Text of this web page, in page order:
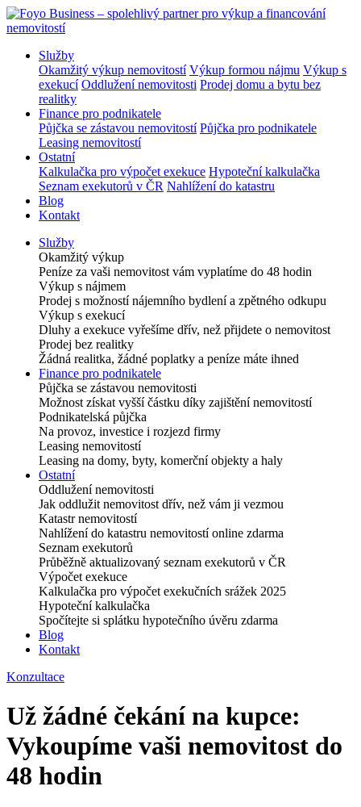
Služby
Okamžitý výkup nemovitostí Výkup formou nájmu Výkup s
exekucí Oddlužení nemovitosti Prodej domu a bytu bez
realitky
Finance pro podnikatele
Půjčka se zástavou nemovitostí Půjčka pro podnikatele
Leasing nemovitostí
Ostatní
Kalkulačka pro výpočet exekuce Hypoteční kalkulačka
Seznam exekutorů v ČR Nahlížení do katastru
Blog
Kontakt
Služby
Okamžitý výkup
Peníze za vaši nemovitost vám vyplatíme do 48 hodin
Výkup s nájmem
Prodej s možností nájemního bydlení a zpětného odkupu
Výkup s exekucí
Dluhy a exekuce vyřešíme dřív, než přijdete o nemovitost
Prodej bez realitky
Žádná realitka, žádné poplatky a peníze máte ihned
Finance pro podnikatele
Půjčka se zástavou nemovitosti
Možnost získat vyšší částku díky zajištění nemovitostí
Podnikatelská půjčka
Na provoz, investice i rozjezd firmy
Leasing nemovitostí
Leasing na domy, byty, komerční objekty a haly
Ostatní
Oddlužení nemovitosti
Jak oddlužit nemovitost dřív, než vám ji vezmou
Katastr nemovitostí
Nahlížení do katastru nemovitostí online zdarma
Seznam exekutorů
Průběžně aktualizovaný seznam exekutorů v ČR
Výpočet exekuce
Kalkulačka pro výpočet exekučních srážek 2025
Hypoteční kalkulačka
Spočítejte si splátku hypotečního úvěru zdarma
Blog
Kontakt
Konzultace
Už žádné čekání na kupce:
Vykoupíme vaši nemovitost do
48 hodin